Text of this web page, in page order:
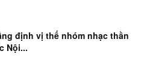
định vị thế nhóm nhạc thần
Nội...